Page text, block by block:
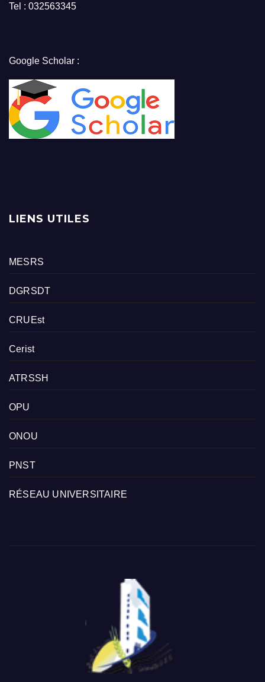
Tel : 032563345
Google Scholar :
LIENS UTILES
MESRS
DGRSDT
CRUEst
Cerist
ATRSSH
OPU
ONOU
PNST
RÉSEAU UNIVERSITAIRE